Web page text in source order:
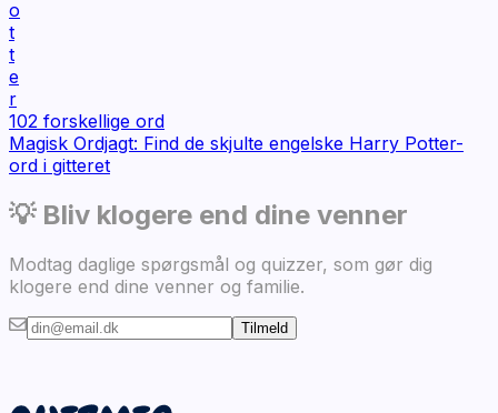
o
t
t
e
r
102 forskellige ord
Magisk Ordjagt: Find de skjulte engelske Harry Potter-
ord i gitteret
💡 Bliv klogere end dine venner
Modtag daglige spørgsmål og quizzer, som gør dig
klogere end dine venner og familie.
Tilmeld